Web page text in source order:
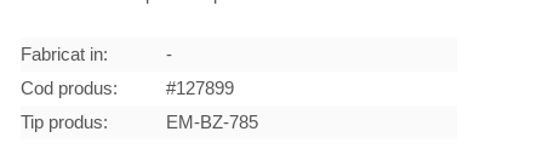
Fabricat in:
-
Cod produs:
#127899
Tip produs:
EM-BZ-785